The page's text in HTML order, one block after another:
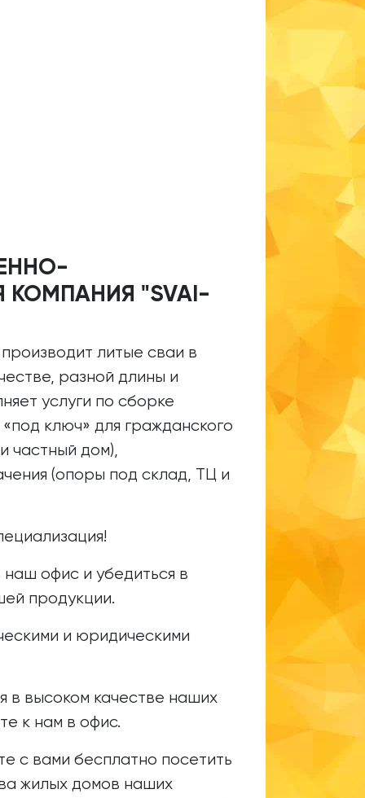
КОМПАНИЯ "SVAI-
литые сваи в
разной длины и
услуги по сборке
ключ» для гражданского
частный дом),
(опоры под склад, ТЦ и
офис и убедиться в
продукции.
и юридическими
в высоком качестве наших
к нам в офис.
с вами бесплатно посетить
жилых домов наших